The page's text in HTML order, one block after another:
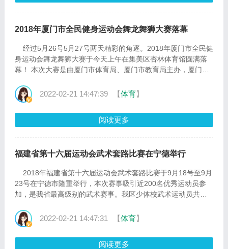
2018年厦门市全民健身运动会舞龙舞狮大赛落幕
经过5月26号5月27号两天精彩的角逐。2018年厦门市全民健
身运动会舞龙舞狮大赛于今天上午在集美区杏林体育馆圆满落
幕！ 本次大赛是由厦门市体育局、厦门市教育局主办，厦门市
盈众奥迪协办。参与本次比赛执法的队伍中，有国际级、国家
级、一级和二级裁判员共21位。其中共有24个参赛单位，34支
龙狮队伍参加比赛，运动员总人数365人，参会人数400余人。
2022-02-21 14:47:39 【体育】
阅读更多
福建省第十六届运动会武术套路比赛在宁德举行
2018年福建省第十六届运动会武术套路比赛于9月18号至9月
23号在宁德市隆重举行，本次赛事吸引近200名优秀运动员参
加，是我省最高级别的武术赛事。我区少体校武术运动员共有
绩： 一、金牌榜 1.男子甲组剑术：王彦宇 冠军（湖里外分校）
2.男子乙组长拳：苏宏涛 冠军（乌石浦小学） 3.男子乙组刀
术：苏宏涛 冠军（乌石浦小学） 4.男子乙组棍术：苏宏涛 冠军
2022-02-21 14:47:31 【体育】
阅读更多